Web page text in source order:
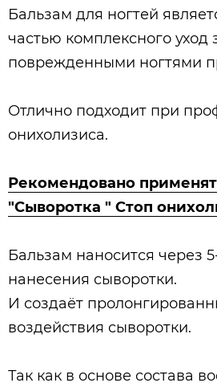
Бальзам для ногтей
частью комплексного уход
поврежденными ногтями
Отлично подходит при
онихолизиса.
Рекомендовано
"Сыворотка " Стоп
Бальзам наносится через
нанесения сыворотки.
И создаёт
воздействия сыворотки.
Так как в основе состава